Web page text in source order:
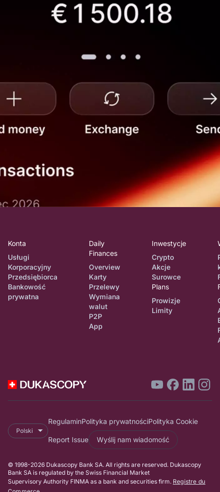
Konta
Usługi
Korporacyjny
Przedsiębiorca
Bankowość
prywatna
Daily
Finances
Overview
Karty
Przelewy
Wymiana
walut
P2P
App
Inwestycje
Crypto
Akcje
Surowce
Plans
Prowizje
Limity
Polski
RegulaminPolityka prywatnościPolityka Cookie
Report Issue Wyślij nam wiadomość
© 1998-2026 Dukascopy Bank SA. All rights are reserved. Dukascopy
Bank SA is regulated by the Swiss Financial Market
Supervisory Authority FINMA as a bank and securities firm. Registre du